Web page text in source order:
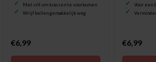
Met vilt om krassen te voorkomen
Wrijf bellen gemakkelijk weg
€6,99
Voor een
€6,99